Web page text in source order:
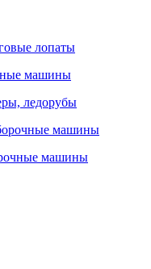
лопаты
машины
ледорубы
машины
машины